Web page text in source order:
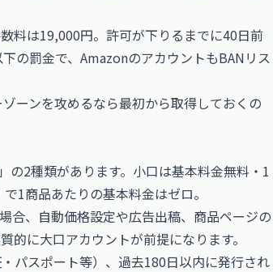
料は19,000円。許可が下りるまでに40日前
の罰金で、AmazonのアカウントもBANリス
ーンを攻めるなら最初から取得しておくの
2種類があります。小口は基本料金無料・1
1商品あたりの基本料金はゼロ。
合、自動価格設定や広告出稿、商品ページの
に大口アカウントが前提になります。
パスポート等）、過去180日以内に発行され